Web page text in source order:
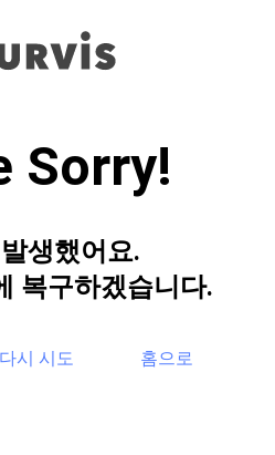
Sorry!
생했어요.
복구하겠습니다.
다시 시도 홈으로